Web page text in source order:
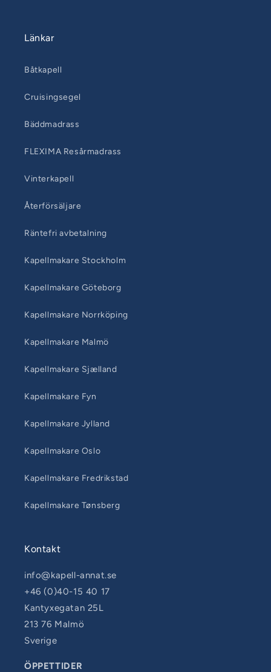
Länkar
Båtkapell
Cruisingsegel
Bäddmadrass
FLEXIMA Resårmadrass
Vinterkapell
Återförsäljare
Räntefri avbetalning
Kapellmakare Stockholm
Kapellmakare Göteborg
Kapellmakare Norrköping
Kapellmakare Malmö
Kapellmakare Sjælland
Kapellmakare Fyn
Kapellmakare Jylland
Kapellmakare Oslo
Kapellmakare Fredrikstad
Kapellmakare Tønsberg
Kontakt
info@kapell-annat.se
+46 (0)40-15 40 17
Kantyxegatan 25L
213 76 Malmö
Sverige
ÖPPETTIDER